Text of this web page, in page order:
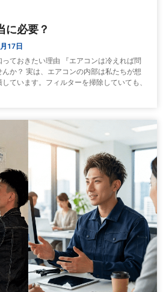
に必要？
17日
ておきたい理由 『エアコンは冷えれば問
か？ 実は、エアコンの内部は私たちが想
ています。フィルターを掃除していても、